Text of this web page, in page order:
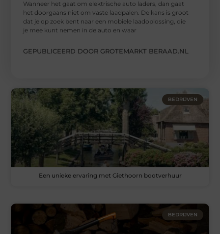
Wanneer het gaat om elektrische auto laders, dan gaat
het doorgaans niet om vaste laadpalen. De kans is groot
dat je op zoek bent naar een mobiele laadoplossing, die
je mee kunt nemen in de auto en waar
GEPUBLICEERD DOOR GROTEMARKT BERAAD.NL
BEDRIJVEN
Een unieke ervaring met Giethoorn bootverhuur
BEDRIJVEN